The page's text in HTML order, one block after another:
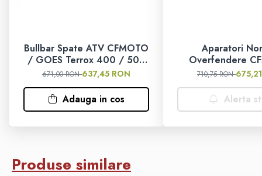
Tricouri
Pantaloni
Set Complet
Bullbar Spate ATV CFMOTO
/ GOES Terrox 400 / 500
– Protectie Posterioara Off-
671,00 RON637,45 RON
Adauga in cos
Aparatori
Overfendere
CF450S /
Accesoriu
710,75 RON
Alerta
Produse similare